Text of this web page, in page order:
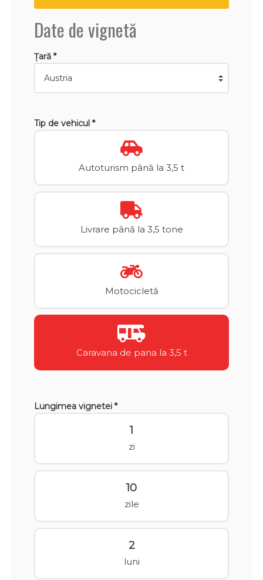
Date de vignetă
Țară *
Tip de vehicul *
Autoturism până la 3,5 t
Livrare până la 3,5 tone
Motocicletă
Caravana de pana la 3,5 t
Lungimea vignetei *
1
zi
10
zile
2
luni